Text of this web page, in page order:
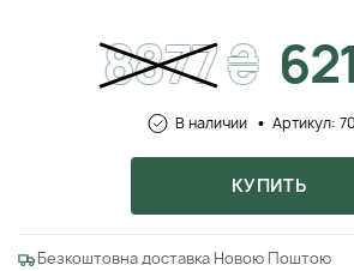
8877₴
В наличии Артикул:
КУПИТЬ
Безкоштовна доставка Новою Поштою